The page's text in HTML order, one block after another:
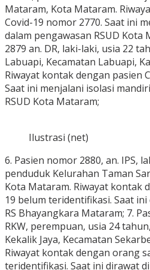
Mataram, Kota Mataram.
Covid-19 nomor 2770. Saat ini
dalam pengawasan RSUD Kota
2879 an. DR, laki-laki, usia 22
Labuapi, Kecamatan Labuapi,
Riwayat kontak dengan pasien
Saat ini menjalani isolasi
RSUD Kota Mataram;
Ilustrasi (net)
6. Pasien nomor 2880, an. IPS,
penduduk Kelurahan Taman
Kota Mataram. Riwayat kontak
19 belum teridentifikasi. Saat
RS Bhayangkara Mataram; 7.
RKW, perempuan, usia 24
Kekalik Jaya, Kecamatan
Riwayat kontak dengan orang
teridentifikasi. Saat ini dirawat